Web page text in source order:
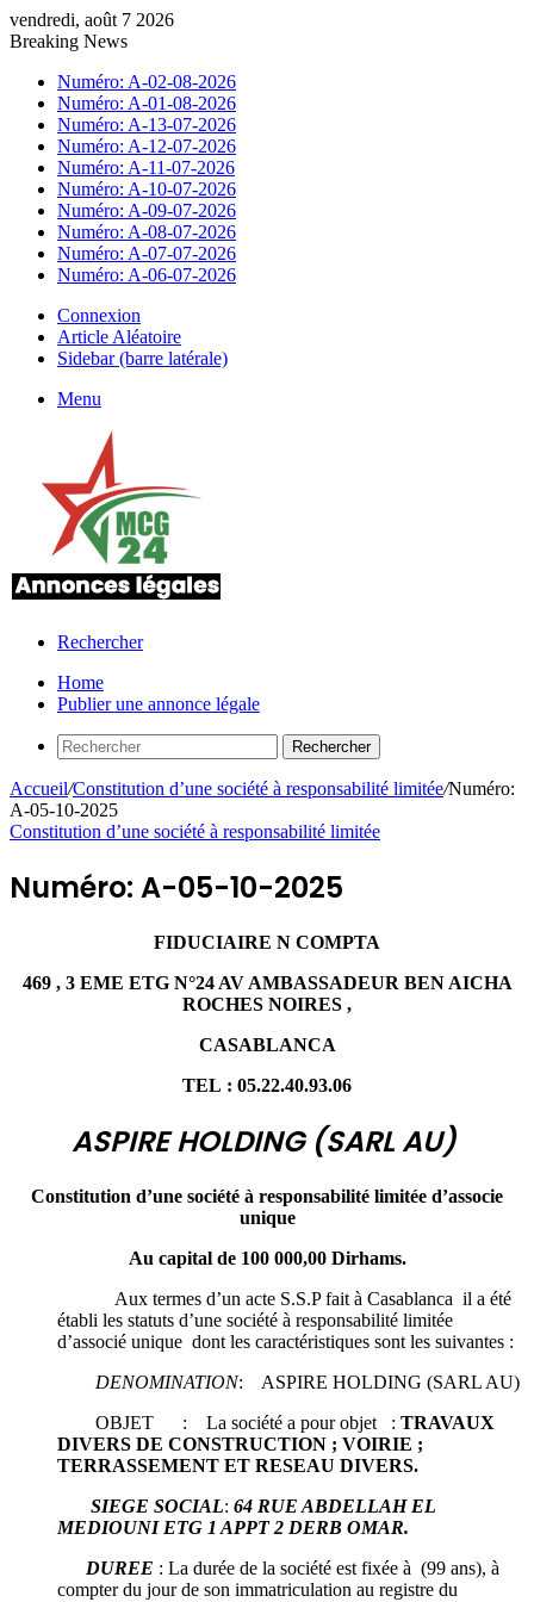
vendredi, août 7 2026
Breaking News
Numéro: A-02-08-2026
Numéro: A-01-08-2026
Numéro: A-13-07-2026
Numéro: A-12-07-2026
Numéro: A-11-07-2026
Numéro: A-10-07-2026
Numéro: A-09-07-2026
Numéro: A-08-07-2026
Numéro: A-07-07-2026
Numéro: A-06-07-2026
Connexion
Article Aléatoire
Sidebar (barre latérale)
Menu
Rechercher
Home
Publier une annonce légale
Rechercher
Accueil/Constitution d’une société à responsabilité limitée/Numéro:
A-05-10-2025
Constitution d’une société à responsabilité limitée
Numéro: A-05-10-2025
FIDUCIAIRE N COMPTA
469 , 3 EME ETG N°24 AV AMBASSADEUR BEN AICHA
ROCHES NOIRES ,
CASABLANCA
TEL : 05.22.40.93.06
ASPIRE HOLDING (SARL AU)
Constitution d’une société à responsabilité limitée d’associe
unique
Au capital de 100 000,00 Dirhams.
Aux termes d’un acte S.S.P fait à Casablanca il a été
établi les statuts d’une société à responsabilité limitée
d’associé unique dont les caractéristiques sont les suivantes :
DENOMINATION: ASPIRE HOLDING (SARL AU)
OBJET : La société a pour objet : TRAVAUX
DIVERS DE CONSTRUCTION ; VOIRIE ;
TERRASSEMENT ET RESEAU DIVERS.
SIEGE SOCIAL: 64 RUE ABDELLAH EL
MEDIOUNI ETG 1 APPT 2 DERB OMAR.
DUREE : La durée de la société est fixée à (99 ans), à
compter du jour de son immatriculation au registre du